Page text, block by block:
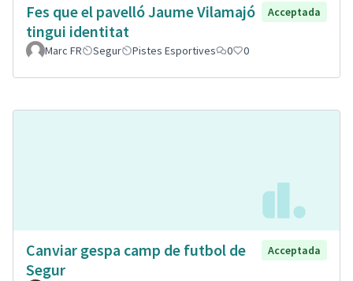
Fes que el pavelló Jaume Vilamajó
tingui identitat
Acceptada
Marc FR Segur Pistes Esportives 0 0
Canviar gespa camp de futbol de
Segur
Acceptada